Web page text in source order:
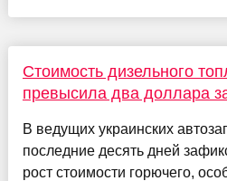
Стоимость дизельного
превысила два доллара
В ведущих украинских
последние десять дней
рост стоимости горючего,